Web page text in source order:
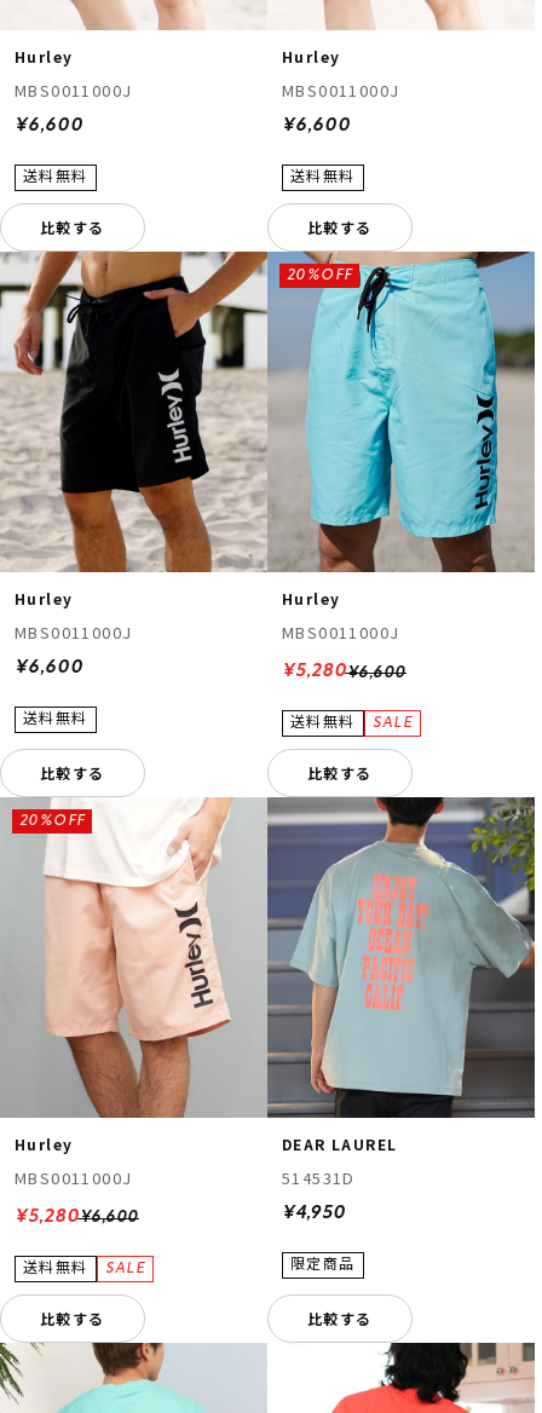
Hurley
MBS0011000J
¥6,600
比較する
Hurley
MBS0011000J
¥6,600
比較する
Hurley
MBS0011000J
¥6,600
比較する
Hurley
MBS0011000J
¥6,600
20%OFF
¥5,280
比較する
Hurley
MBS0011000J
¥6,600
20%OFF
¥5,280
比較する
DEAR LAUREL
514531D
¥4,950
比較する